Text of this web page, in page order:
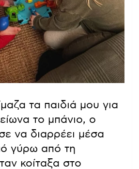
τα παιδιά μου για
το μπάνιο, ο
να διαρρέει μέσα
γύρω από τη
κοίταξα στο